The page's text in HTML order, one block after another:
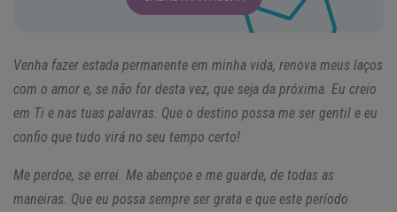
Venha fazer estada permanente em minha vida, renova meus laços
com o amor e, se não for desta vez, que seja da próxima. Eu creio
em Ti e nas tuas palavras. Que o destino possa me ser gentil e eu
confio que tudo virá no seu tempo certo!
Me perdoe, se errei. Me abençoe e me guarde, de todas as
maneiras. Que eu possa sempre ser grata e que este período